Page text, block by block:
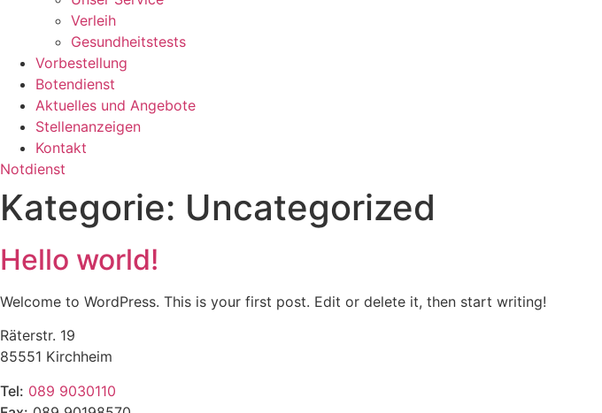
Verleih
Gesundheitstests
Vorbestellung
Botendienst
Aktuelles und Angebote
Stellenanzeigen
Kontakt
Notdienst
Kategorie: Uncategorized
Hello world!
Welcome to WordPress. This is your first post. Edit or delete it, then start writing!
Räterstr. 19
85551 Kirchheim
Tel: 089 9030110